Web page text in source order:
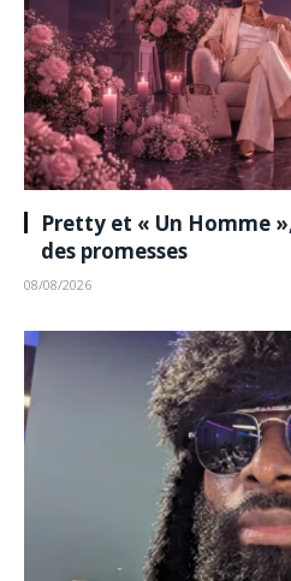
Pretty et « Un Homme
des promesses
08/08/2026